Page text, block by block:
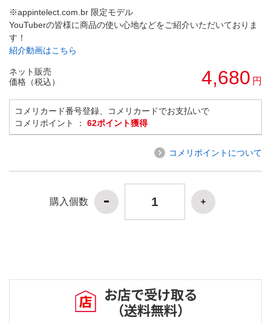
※appintelect.com.br 限定モデル
YouTuberの皆様に商品の使い心地などをご紹介いただいておりま
す！
紹介動画はこちら
ネット販売
価格（税込）
4,680 円
コメリカード番号登録、コメリカードでお支払いで
コメリポイント ： 62ポイント獲得
コメリポイントについて
購入個数
お店で受け取る
（送料無料）